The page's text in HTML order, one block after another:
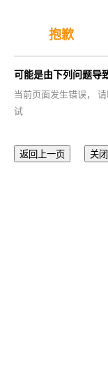
抱歉
可能是由下列问题导
当前页面发生错误，
试